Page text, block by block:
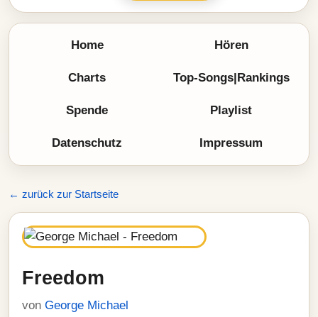
Home Hören
Charts Top-Songs|Rankings
Spende Playlist
Datenschutz Impressum
← zurück zur Startseite
Freedom
von George Michael